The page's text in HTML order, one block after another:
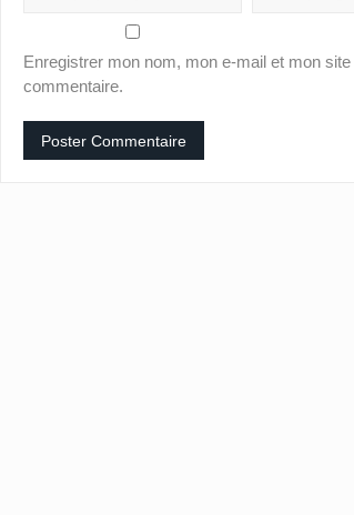
Enregistrer mon nom, mon e-mail et mon
commentaire.